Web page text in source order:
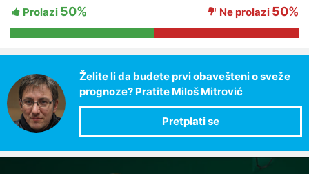
Prolazi 50% Ne prolazi 50%
Želite li da budete prvi obavešteni o sveže
prognoze? Pratite Miloš Mitrović